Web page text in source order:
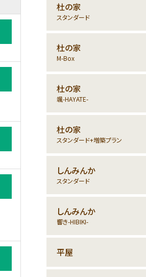
杜の家
スタンダード
杜の家
M-Box
杜の家
颯-HAYATE-
杜の家
スタンダード+増築プラン
しんみんか
スタンダード
しんみんか
響き-HIBIKI-
平屋